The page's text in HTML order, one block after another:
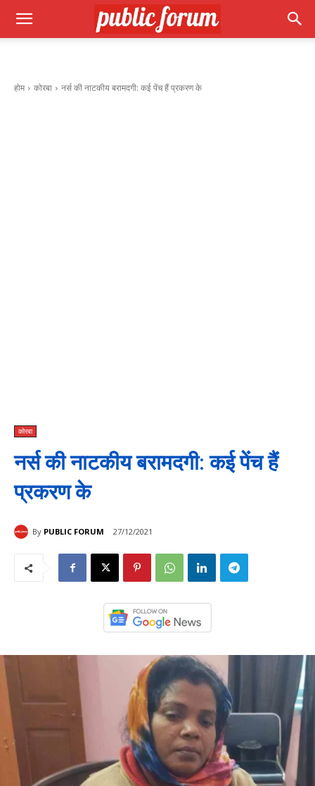
होम कोरबा नर्स की नाटकीय बरामदगी: कई पेंच हैं प्रकरण के
कोरबा
नर्स की नाटकीय बरामदगी: कई पेंच हैं
प्रकरण के
By PUBLIC FORUM 27/12/2021